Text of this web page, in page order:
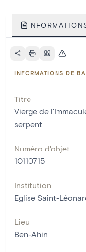
INFORMATIONS DE
Titre
Vierge de
serpent
Numéro d'objet
10110715
Institution
Eglise Saint-
Lieu
Ben-Ahin